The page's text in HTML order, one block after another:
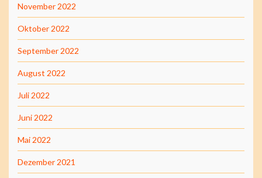
November 2022
Oktober 2022
September 2022
August 2022
Juli 2022
Juni 2022
Mai 2022
Dezember 2021